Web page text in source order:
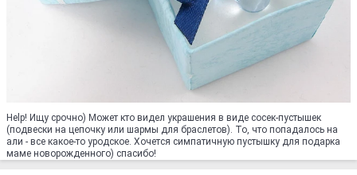
Help! Ищу срочно) Может кто видел украшения в виде сосек-пустышек
(подвески на цепочку или шармы для браслетов). То, что попадалось на
али - все какое-то уродское. Хочется симпатичную пустышку для подарка
маме новорожденного) спасибо!